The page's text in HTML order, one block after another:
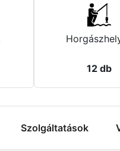
12 db
Szolgáltatások